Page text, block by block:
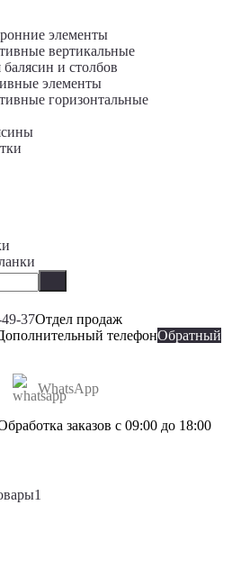
элементы
вертикальные
и столбов
элементы
горизонтальные
37Отдел продаж
телефонОбратный
WhatsApp
заказов с 09:00 до 18:00
1